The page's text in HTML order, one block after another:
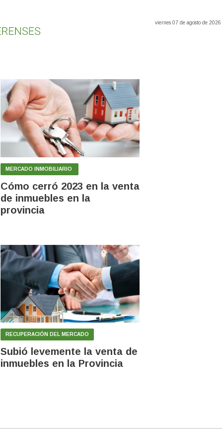
viernes 07 de agosto de 2026
MERCADO INMOBILIARIO
Cómo cerró 2023 en la venta
de inmuebles en la
provincia
RECUPERACIÓN DEL MERCADO
Subió levemente la venta de
inmuebles en la Provincia